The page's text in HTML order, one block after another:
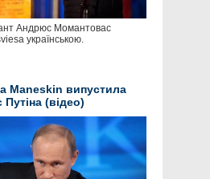
Андрюс Момантовас
українською.
Maneskin випустила
(відео)